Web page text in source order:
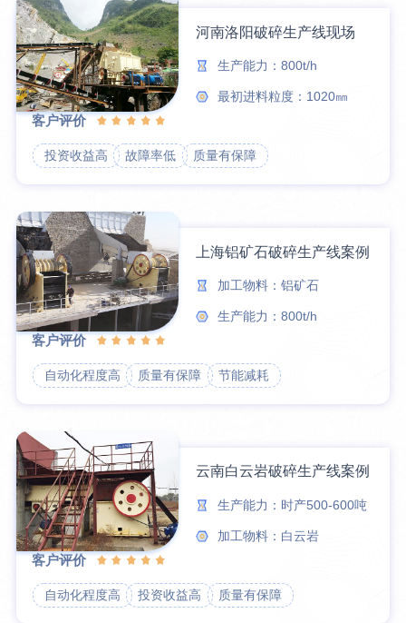
河南洛阳破碎生产线现场
生产能力：800t/h
最初进料粒度：1020㎜
客户评价
投资收益高 故障率低 质量有保障
上海铝矿石破碎生产线案例
加工物料：铝矿石
生产能力：800t/h
客户评价
自动化程度高 质量有保障 节能减耗
云南白云岩破碎生产线案例
生产能力：时产500-600吨
加工物料：白云岩
客户评价
自动化程度高 投资收益高 质量有保障